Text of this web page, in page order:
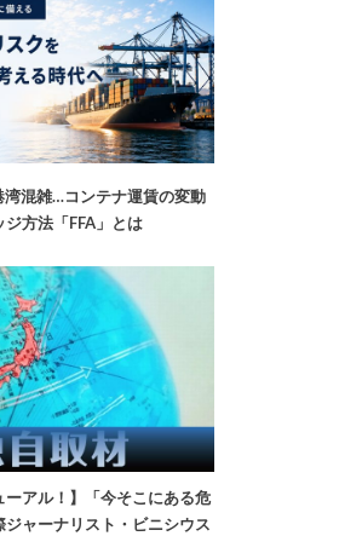
湾混雑…コンテナ運賃の変動
方法「FFA」とは
ーアル！】「今そこにある危
ャーナリスト・ビニシウス